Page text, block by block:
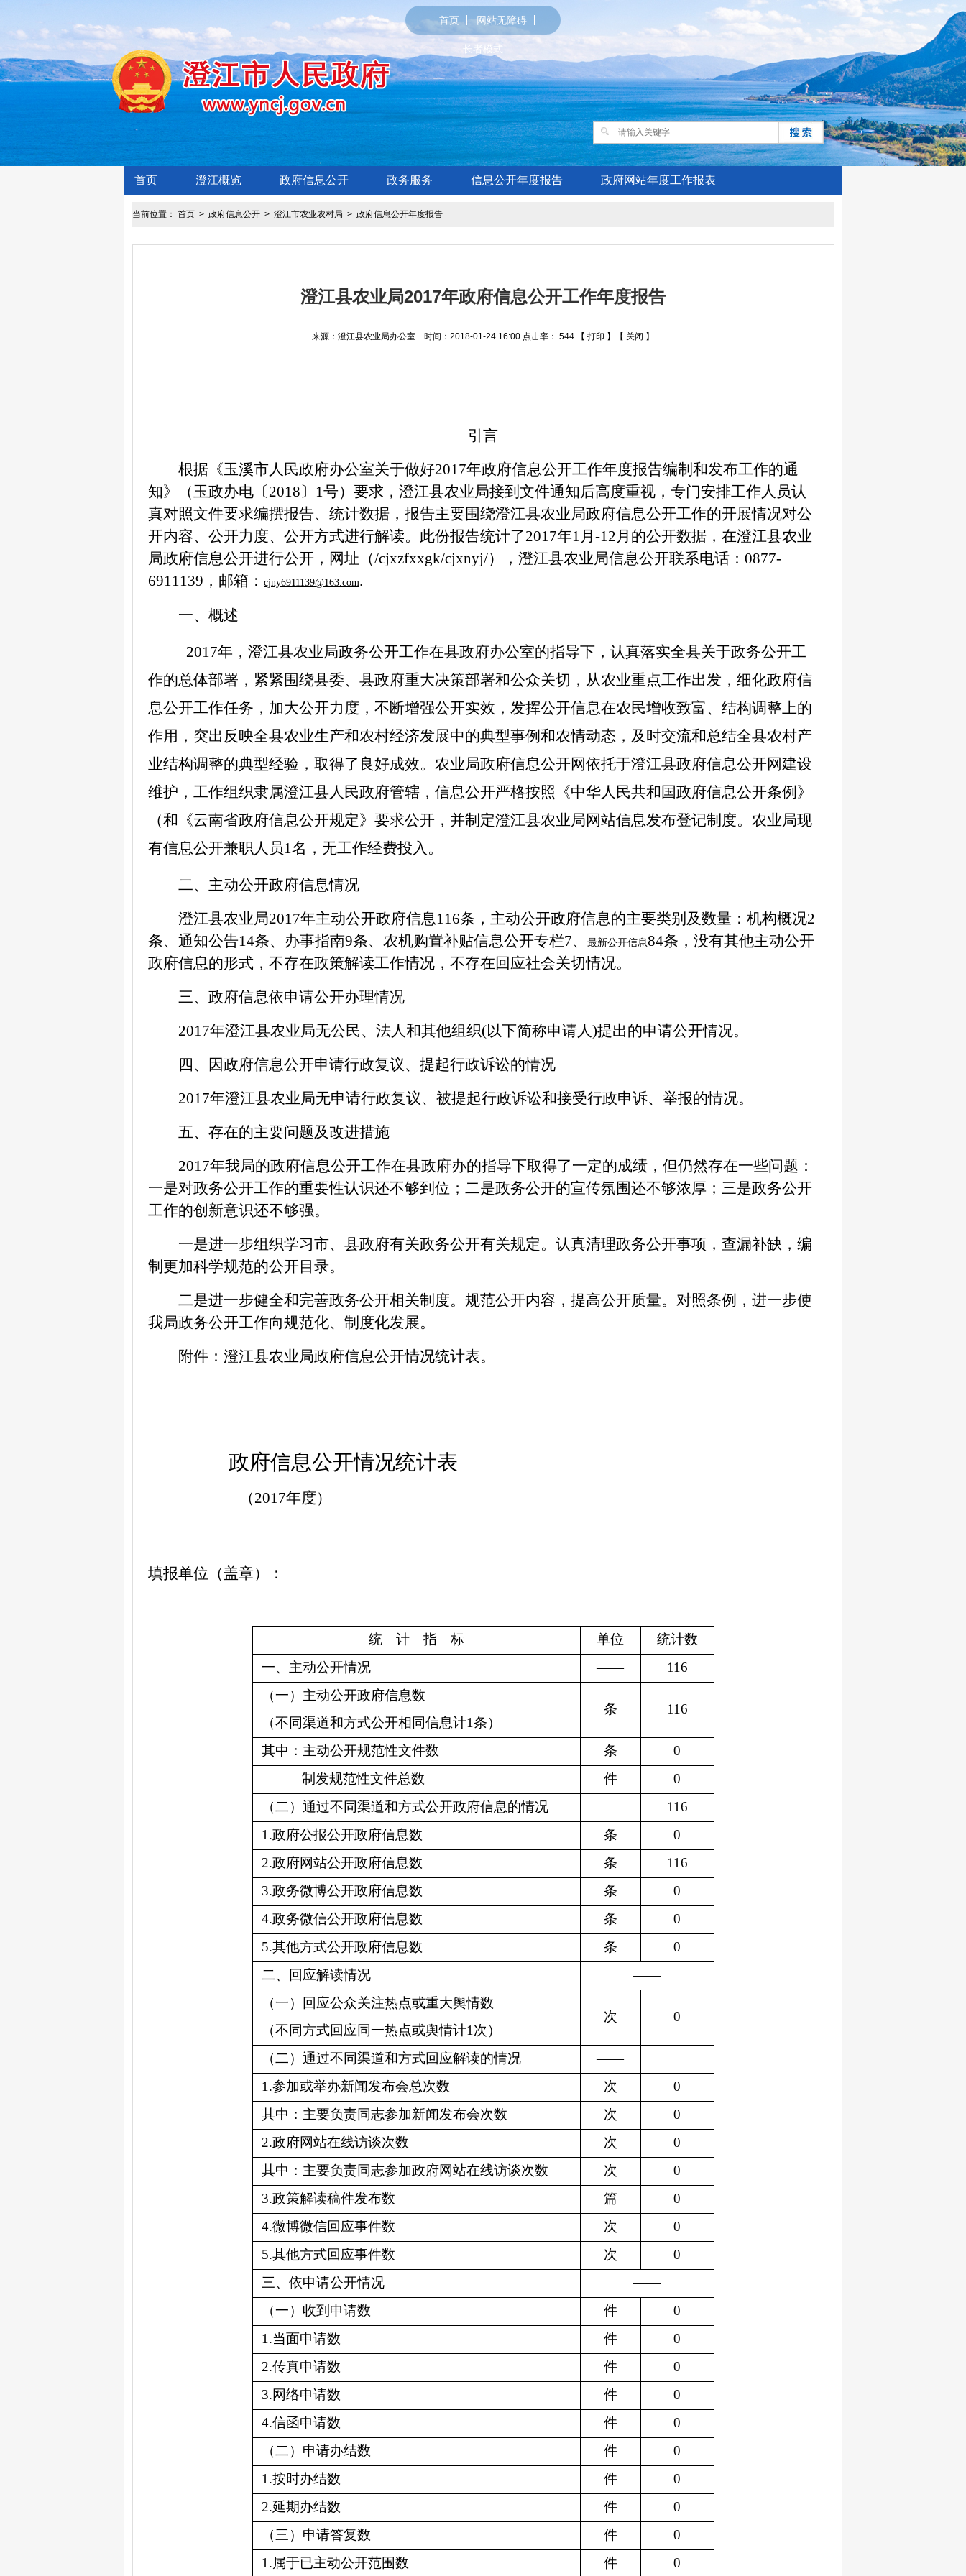
首页 网站无障碍
长者模式
首页 澄江概览 政府信息公开 政务服务 信息公开年度报告 政府网站年度工作报表
当前位置： 首页> 政府信息公开> 澄江市农业农村局 > 政府信息公开年度报告
澄江县农业局2017年政府信息公开工作年度报告
来源：澄江县农业局办公室 时间：2018-01-24 16:00 点击率： 544 【 打印 】【 关闭 】
引言
根据《玉溪市人民政府办公室关于做好2017年政府信息公开工作年度报告编制和发布工作的通
知》（玉政办电〔2018〕 1号）要求，澄江县农业局接到文件通知后高度重视，专门安排工作人员认
真对照文件要求编撰报告、统计数据，报告主要围绕澄江县农业局政府信息公开工作的开展情况对公
开内容、公开力度、公开方式进行解读。此份报告统计了2017年1月 -12月的公开数据，在澄江县农业
局政府信息公开进行公开，网址（/cjxzfxxgk/cjxnyj/），澄江县农业局信息公开联系电话： 0877-
6911139 ，邮箱： cjny6911139@163.com.
一、概述
2017年 ， 澄江县农业局政务公开工作在县政府办公室的指导下，认真落实全县关于政务公开工
作的总体部署，紧紧围绕县委、县政府重大决策部署和公众关切，从农业重点工作出发，细化政府信
息公开工作任务，加大公开力度，不断增强公开实效， 发挥公开信息在农民增收致富、结构调整上的
作用，突出反映全县农业生产和农村经济发展中的典型事例和农情动态，及时交流和总结全县农村产
业结构调整的典型经验， 取得了良好成效。农业局政府信息公开网依托于澄江县政府信息公开网建设
维护，工作组织隶属澄江县人民政府管辖， 信息公开严格按照《中华人民共和国政府信息公开条例》
（和《云南省政府信息公开规定》要求公开，并制定澄江县农业局网站信息发布登记制度。农业局现
有信息公开兼职人员1名 ，无工作经费投入。
二、主动公开政府信息情况
澄江县农业局2017年主动公开政府信息116条，主动公开政府信息的主要类别及数量： 机构概况2
条、通知公告14条、 办事指南9条、 农机购置补贴信息公开专栏7、 最新公开信息84条，没有其他主动公开
政府信息的形式，不存在政策解读工作情况，不存在回应社会关切情况。
三、政府信息依申请公开办理情况
2017年澄江县农业局无公民、法人和其他组织(以下简称申请人)提出的申请公开情况。
四、因政府信息公开申请行政复议、提起行政诉讼的情况
2017年澄江县农业局无申请行政复议、被提起行政诉讼和接受行政申诉、举报的情况。
五、存在的主要问题及改进措施
2017年我局的政府信息公开工作在县政府办的指导下取得了一定的成绩，但仍然存在一些问题：
一是对政务公开工作的重要性认识还不够到位；二是政务公开的宣传氛围还不够浓厚；三是政务公开
工作的创新意识还不够强。
一是进一步组织学习市、县政府有关政务公开有关规定。认真清理政务公开事项，查漏补缺，编
制更加科学规范的公开目录。
二是进一步健全和完善政务公开相关制度。规范公开内容，提高公开质量。对照条例，进一步使
我局政务公开工作向规范化、制度化发展。
附件：澄江县农业局政府信息公开情况统计表。
政府信息公开情况统计表
（2017年度）
填报单位（盖章）：
统 计 指 标 单位
统计数
一、主动公开情况
——
116
（一）主动公开政府信息数
（不同渠道和方式公开相同信息计1条）
条 116
其中：主动公开规范性文件数 条
0
制发规范性文件总数
件
0
（二）通过不同渠道和方式公开政府信息的情况
——
116
1.政府公报公开政府信息数 条
0
2.政府网站公开政府信息数 条
116
3.政务微博公开政府信息数 条
0
4.政务微信公开政府信息数 条
0
5.其他方式公开政府信息数 条
0
二、回应解读情况
——
（一）回应公众关注热点或重大舆情数
（不同方式回应同一热点或舆情计1 次）
次 0
（二）通过不同渠道和方式回应解读的情况
——
1.参加或举办新闻发布会总次数 次
0
其中：主要负责同志参加新闻发布会次数
次
0
2.政府网站在线访谈次数 次
0
其中：主要负责同志参加政府网站在线访谈次数
次
0
3.政策解读稿件发布数 篇
0
4.微博微信回应事件数 次
0
5.其他方式回应事件数 次
0
三、依申请公开情况
——
（一）收到申请数
件
0
1.当面申请数 件
0
2.传真申请数 件
0
3.网络申请数 件
0
4.信函申请数 件
0
（二）申请办结数
件
0
1.按时办结数 件
0
2.延期办结数 件
0
（三）申请答复数
件
0
1.属于已主动公开范围数 件 0